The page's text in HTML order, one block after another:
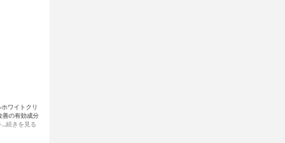
ワイトクリ
善の有効成分
…続きを見る